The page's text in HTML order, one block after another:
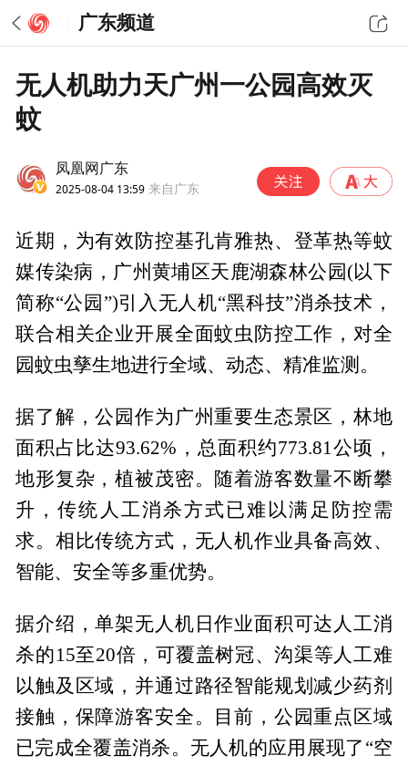
广东频道
无人机助力天广州一公园高效灭
蚊
凤凰网广东
2025-08-04 13:59 来自广东
近期，为有效防控基孔肯雅热、登革热等蚊
媒传染病，广州黄埔区天鹿湖森林公园(以下
简称“公园”)引入无人机“黑科技”消杀技术，
联合相关企业开展全面蚊虫防控工作，对全
园蚊虫孳生地进行全域、动态、精准监测。
据了解，公园作为广州重要生态景区，林地
面积占比达93.62%，总面积约773.81公顷，
地形复杂，植被茂密。随着游客数量不断攀
升，传统人工消杀方式已难以满足防控需
求。相比传统方式，无人机作业具备高效、
智能、安全等多重优势。
据介绍，单架无人机日作业面积可达人工消
杀的15至20倍，可覆盖树冠、沟渠等人工难
以触及区域，并通过路径智能规划减少药剂
接触，保障游客安全。目前，公园重点区域
已完成全覆盖消杀。无人机的应用展现了“空